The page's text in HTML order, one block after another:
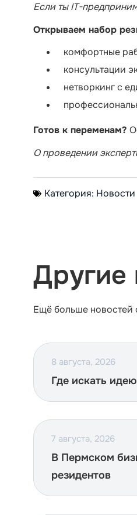
Если ты IT-
Открываем набор
комфортные
консультации
нетворкинг с
Готов к переменам?
О проведении
Категория: Новости
Другие
Ещё больше новостей
8 августа, 2026
Где искать
7 августа, 2026
В Пермском
резидентов